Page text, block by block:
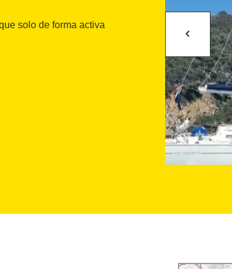
solo de forma activa